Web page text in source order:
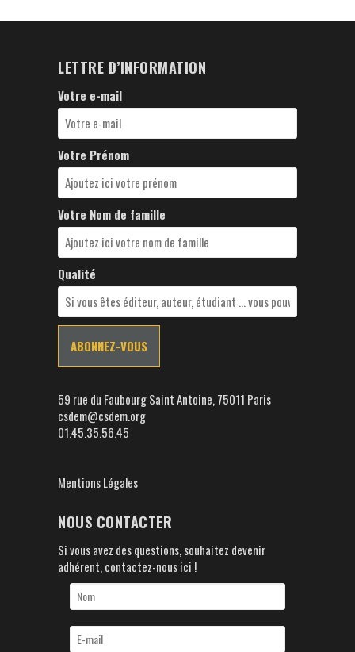
LETTRE D’INFORMATION
Votre e-mail
Votre Prénom
Votre Nom de famille
Qualité
59 rue du Faubourg Saint Antoine, 75011 Paris
csdem@csdem.org
01.45.35.56.45
Mentions Légales
NOUS CONTACTER
Si vous avez des questions, souhaitez devenir
adhérent, contactez-nous ici !